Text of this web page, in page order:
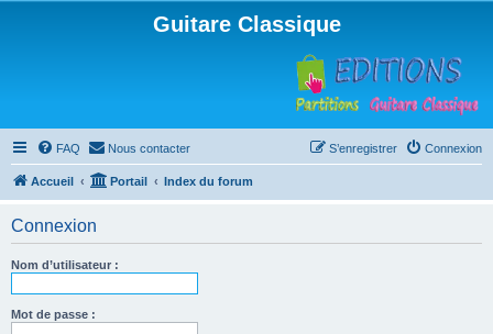
Guitare Classique
FAQ Nous contacter Connexion
S’enregistrer
Accueil Portail Index du forum
Connexion
Nom d’utilisateur :
Mot de passe :